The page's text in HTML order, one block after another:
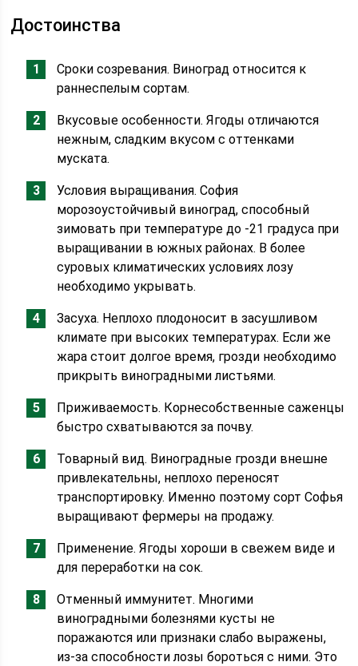
Достоинства
Сроки созревания. Виноград относится к
раннеспелым сортам.
Вкусовые особенности. Ягоды отличаются
нежным, сладким вкусом с оттенками
муската.
Условия выращивания. София
морозоустойчивый виноград, способный
зимовать при температуре до -21 градуса при
выращивании в южных районах. В более
суровых климатических условиях лозу
необходимо укрывать.
Засуха. Неплохо плодоносит в засушливом
климате при высоких температурах. Если же
жара стоит долгое время, грозди необходимо
прикрыть виноградными листьями.
Приживаемость. Корнесобственные саженцы
быстро схватываются за почву.
Товарный вид. Виноградные грозди внешне
привлекательны, неплохо переносят
транспортировку. Именно поэтому сорт Софья
выращивают фермеры на продажу.
Применение. Ягоды хороши в свежем виде и
для переработки на сок.
Отменный иммунитет. Многими
виноградными болезнями кусты не
поражаются или признаки слабо выражены,
из-за способности лозы бороться с ними. Это